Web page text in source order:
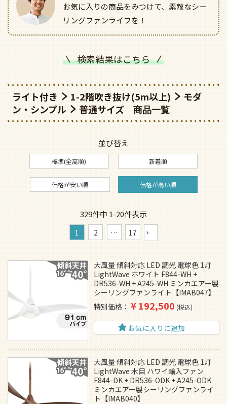
お気に入りの商品をみつけて、素敵なシー
リングファンライフを！
検索結果はこちら
ライト付き 1-2階吹き抜け(5m以上)
モダ
ン・シンプル
普通サイズ
並び替え
標準(全高順) 新着順
価格が安い順 価格が高い順
329件中 1-20件表示
1 2 … 17
大風量 傾斜対応 LED 調光 電球色 1灯
LightWave ホワイト F844-WH +
DR536-WH + A245-WH ミンカエアー製
シーリングファンライト【IMAB047】
特別価格
¥192,500 税込
お気に入りに追加
大風量 傾斜対応 LED 調光 電球色 1灯
LightWave 木目 ハワイ輸入ファン
F844-DK + DR536-ODK + A245-ODK
ミンカエアー製シーリングファンライ
ト【IMAB040】